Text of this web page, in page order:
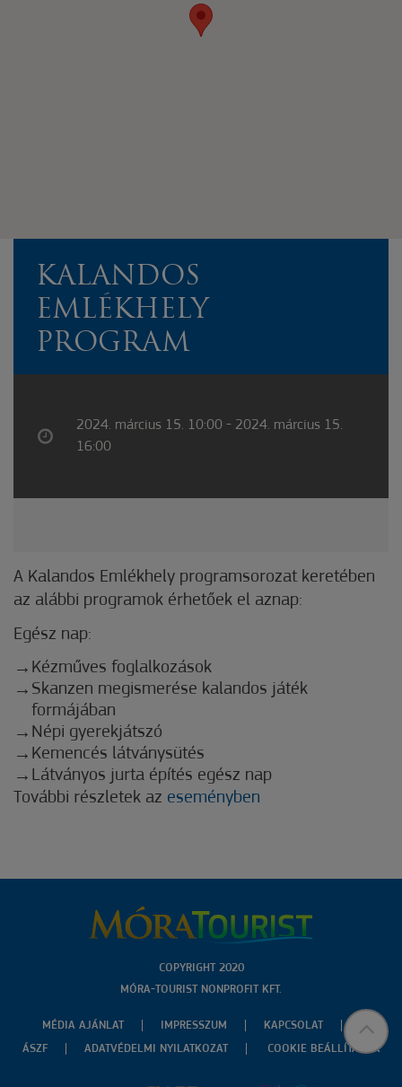
KALANDOS
EMLÉKHELY
PROGRAM
2024. március 15. 10:00 - 2024. március 15.
16:00
A Kalandos Emlékhely programsorozat keretében
az alábbi programok érhetőek el aznap:
Egész nap:
Kézműves foglalkozások
Skanzen megismerése kalandos játék
formájában
Népi gyerekjátszó
Kemencés látványsütés
Látványos jurta építés egész nap
További részletek az eseményben
COPYRIGHT 2020
MÓRA-TOURIST NONPROFIT KFT.
MÉDIA AJÁNLAT IMPRESSZUM
KAPCSOLAT
ÁSZF
ADATVÉDELMI NYILATKOZAT COOKIE BEÁLLÍTÁSOK